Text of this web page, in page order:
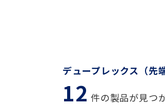
デュープレックス（先
12 件の製品が見つ